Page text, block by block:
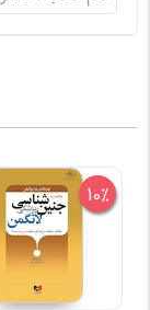
10%